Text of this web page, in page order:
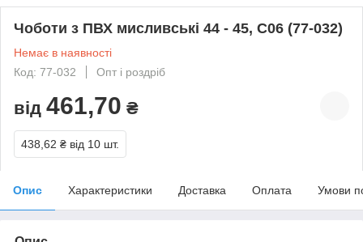
Чоботи з ПВХ мисливські 44 - 45, С06 (77-032)
Немає в наявності
Код: 77-032
Опт і роздріб
від 461,70 ₴
438,62 ₴ від 10 шт.
Опис Характеристики Доставка Оплата Умови